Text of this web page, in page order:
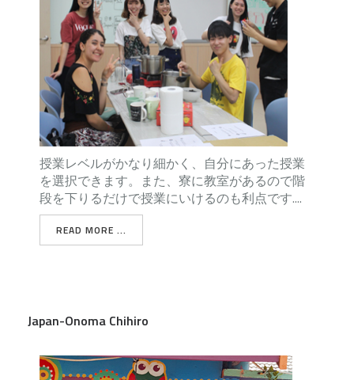
授業レベルがかなり細かく、自分にあった授業
を選択できます。また、寮に教室があるので階
段を下りるだけで授業にいけるのも利点です....
READ MORE ...
Japan-Onoma Chihiro